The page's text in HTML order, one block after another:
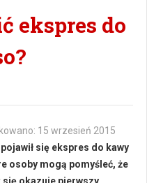
ekspres do
15 wrzesień 2015
się ekspres do kawy
osoby mogą pomyśleć, że